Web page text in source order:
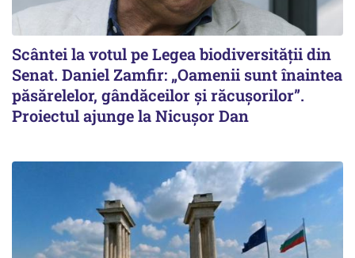
Scântei la votul pe Legea biodiversității din
Senat. Daniel Zamfir: „Oamenii sunt înaintea
păsărelelor, gândăceilor și răcușorilor”.
Proiectul ajunge la Nicușor Dan